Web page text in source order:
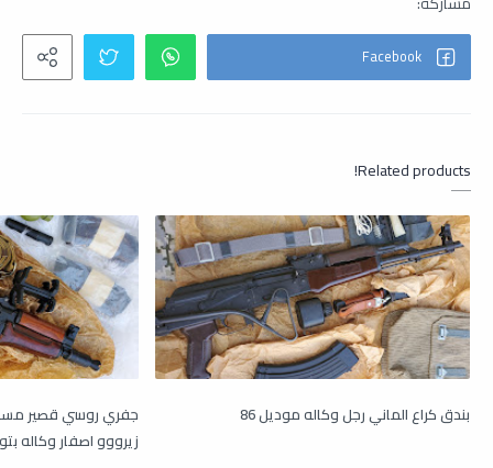
Related products!
بندق كراع الماني رجل وكاله موديل 86
زيرووو اصفار وكاله